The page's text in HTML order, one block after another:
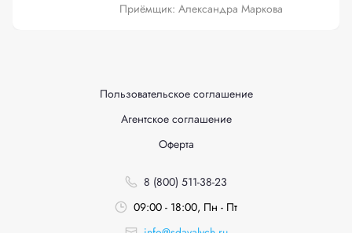
Приёмщик: Александра Маркова
Пользовательское соглашение
Агентское соглашение
Оферта
8 (800) 511-38-23
09:00 - 18:00, Пн - Пт